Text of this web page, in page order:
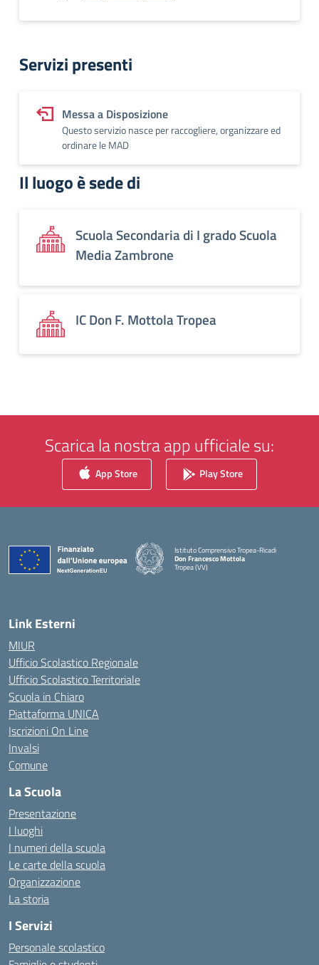
Servizi presenti
Messa a Disposizione
Questo servizio nasce per raccogliere, organizzare ed
ordinare le MAD
Il luogo è sede di
Scuola Secondaria di I grado Scuola
Media Zambrone
IC Don F. Mottola Tropea
Scarica la nostra app ufficiale su:
App Store Play Store
Istituto Comprensivo Tropea-Ricadi
Don Francesco Mottola
Tropea (VV)
— Visita la pagina iniziale della scuola
Link Esterni
MIUR
Ufficio Scolastico Regionale
Ufficio Scolastico Territoriale
Scuola in Chiaro
Piattaforma UNICA
Iscrizioni On Line
Invalsi
Comune
La Scuola
Presentazione
I luoghi
I numeri della scuola
Le carte della scuola
Organizzazione
La storia
I Servizi
Personale scolastico